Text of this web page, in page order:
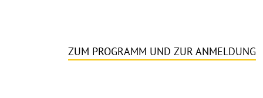
ZUM PROGRAMM UND ZUR ANMELDUNG